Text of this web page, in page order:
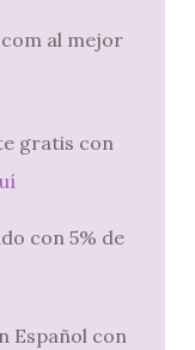
al mejor
gratis con
con 5% de
Español con